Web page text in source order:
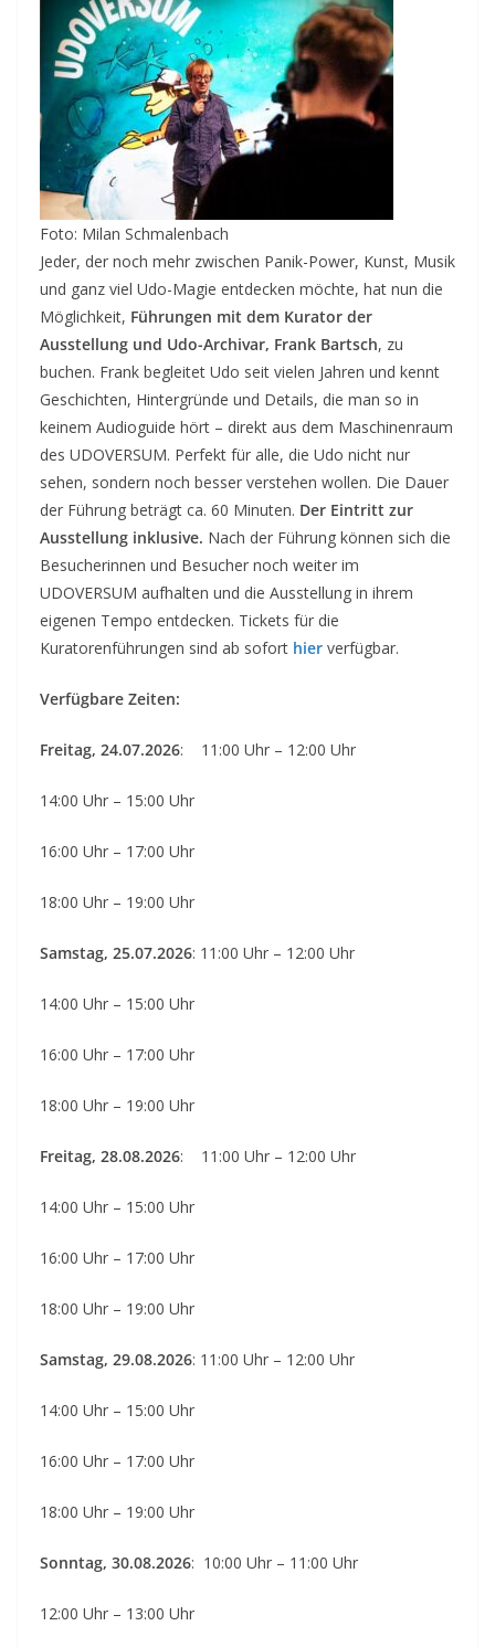
Foto: Milan Schmalenbach
Jeder, der noch mehr zwischen Panik-Power, Kunst, Musik
und ganz viel Udo-Magie entdecken möchte, hat nun die
Möglichkeit, Führungen mit dem Kurator der
Ausstellung und Udo-Archivar, Frank Bartsch, zu
buchen. Frank begleitet Udo seit vielen Jahren und kennt
Geschichten, Hintergründe und Details, die man so in
keinem Audioguide hört – direkt aus dem Maschinenraum
des UDOVERSUM. Perfekt für alle, die Udo nicht nur
sehen, sondern noch besser verstehen wollen. Die Dauer
der Führung beträgt ca. 60 Minuten. Der Eintritt zur
Ausstellung inklusive. Nach der Führung können sich die
Besucherinnen und Besucher noch weiter im
UDOVERSUM aufhalten und die Ausstellung in ihrem
eigenen Tempo entdecken. Tickets für die
Kuratorenführungen sind ab sofort hier verfügbar.
Verfügbare Zeiten:
Freitag, 24.07.2026: 11:00 Uhr – 12:00 Uhr
14:00 Uhr – 15:00 Uhr
16:00 Uhr – 17:00 Uhr
18:00 Uhr – 19:00 Uhr
Samstag, 25.07.2026: 11:00 Uhr – 12:00 Uhr
14:00 Uhr – 15:00 Uhr
16:00 Uhr – 17:00 Uhr
18:00 Uhr – 19:00 Uhr
Freitag, 28.08.2026: 11:00 Uhr – 12:00 Uhr
14:00 Uhr – 15:00 Uhr
16:00 Uhr – 17:00 Uhr
18:00 Uhr – 19:00 Uhr
Samstag, 29.08.2026: 11:00 Uhr – 12:00 Uhr
14:00 Uhr – 15:00 Uhr
16:00 Uhr – 17:00 Uhr
18:00 Uhr – 19:00 Uhr
Sonntag, 30.08.2026: 10:00 Uhr – 11:00 Uhr
12:00 Uhr – 13:00 Uhr